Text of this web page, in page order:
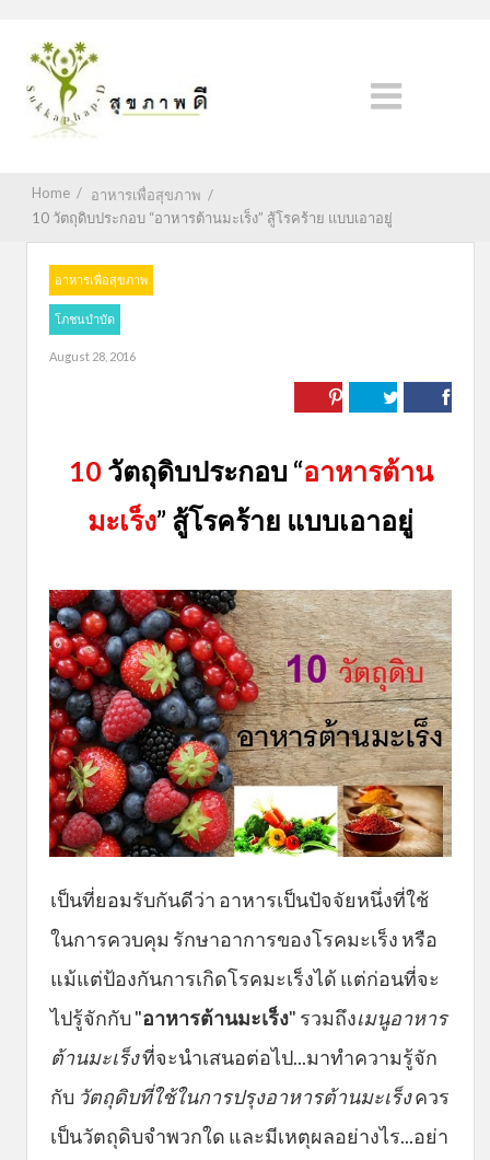
Home / อาหารเพื่อสุขภาพ /
10 วัตถุดิบประกอบ “อาหารต้านมะเร็ง” สู้โรคร้าย แบบเอาอยู่
อาหารเพื่อสุขภาพ
โภชนบำบัด
August 28, 2016
10 วัตถุดิบประกอบ “อาหารต้าน
มะเร็ง” สู้โรคร้าย แบบเอาอยู่
เป็นที่ยอมรับกันดีว่า อาหารเป็นปัจจัยหนึ่งที่ใช้
ในการควบคุม รักษาอาการของโรคมะเร็ง หรือ
แม้แต่ป้องกันการเกิดโรคมะเร็งได้ แต่ก่อนที่จะ
ไปรู้จักกับ "อาหารต้านมะเร็ง" รวมถึงเมนูอาหาร
ต้านมะเร็งที่จะนำเสนอต่อไป...มาทำความรู้จัก
กับ วัตถุดิบที่ใช้ในการปรุงอาหารต้านมะเร็งควร
เป็นวัตถุดิบจำพวกใด และมีเหตุผลอย่างไร...อย่า